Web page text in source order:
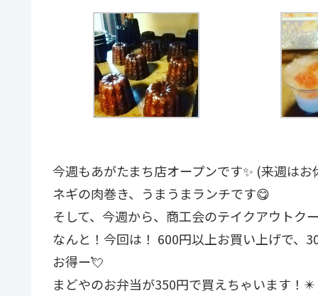
今週もあがたまち店オープンです✨ (来週はお
ネギの肉巻き、うまうまランチです😋
そして、今週から、商工会のテイクアウトク
なんと！今回は！ 600円以上お買い上げで、
お得ー💘
まどやのお弁当が350円で買えちゃいます！✴️